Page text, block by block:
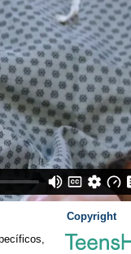
Copyright